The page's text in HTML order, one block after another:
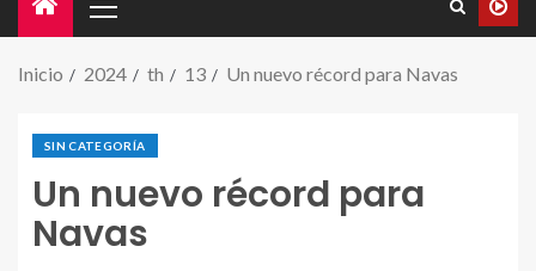
Inicio 2024 th 13 Un nuevo récord para Navas
SIN CATEGORÍA
Un nuevo récord para
Navas
Jesús Navas celebra con la afición una victoria del